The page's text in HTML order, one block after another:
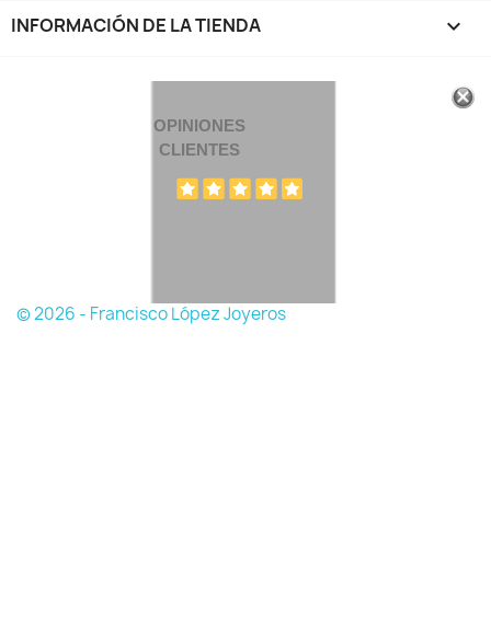
INFORMACIÓN DE LA TIENDA keyboard_arrow_down
OPINIONES
CLIENTES
© 2026 - Francisco López Joyeros